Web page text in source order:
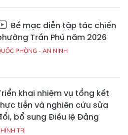
Bế mạc diễn tập tác chiến
Trần Phú năm 2026
PHÒNG - AN NINH
khai nhiệm vụ tổng kết
tiễn và nghiên cứu sửa
bổ sung Điều lệ Đảng
TRỊ